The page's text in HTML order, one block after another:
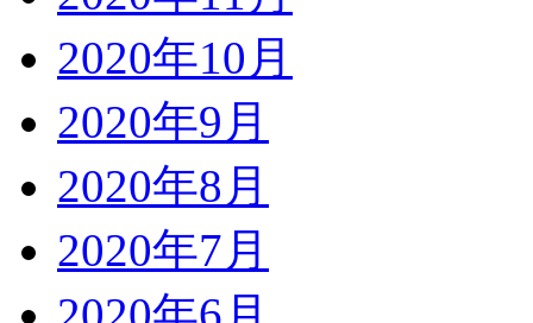
2020年10月
2020年9月
2020年8月
2020年7月